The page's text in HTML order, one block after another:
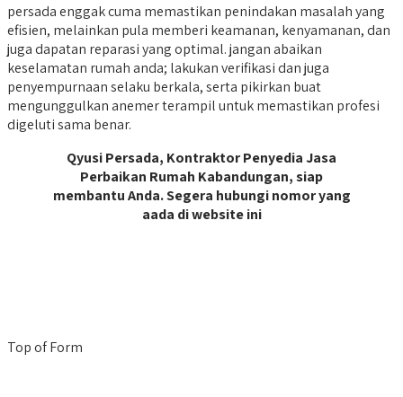
persada enggak cuma memastikan penindakan masalah yang
efisien, melainkan pula memberi keamanan, kenyamanan, dan
juga dapatan reparasi yang optimal. jangan abaikan
keselamatan rumah anda; lakukan verifikasi dan juga
penyempurnaan selaku berkala, serta pikirkan buat
mengunggulkan anemer terampil untuk memastikan profesi
digeluti sama benar.
Qyusi Persada, Kontraktor Penyedia Jasa
Perbaikan Rumah Kabandungan, siap
membantu Anda. Segera hubungi nomor yang
aada di website ini
Top of Form